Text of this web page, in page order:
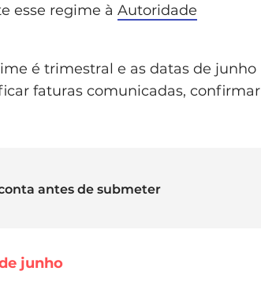
esse regime à Autoridade
é trimestral e as datas de junho
faturas comunicadas, confirmar
antes de submeter
junho